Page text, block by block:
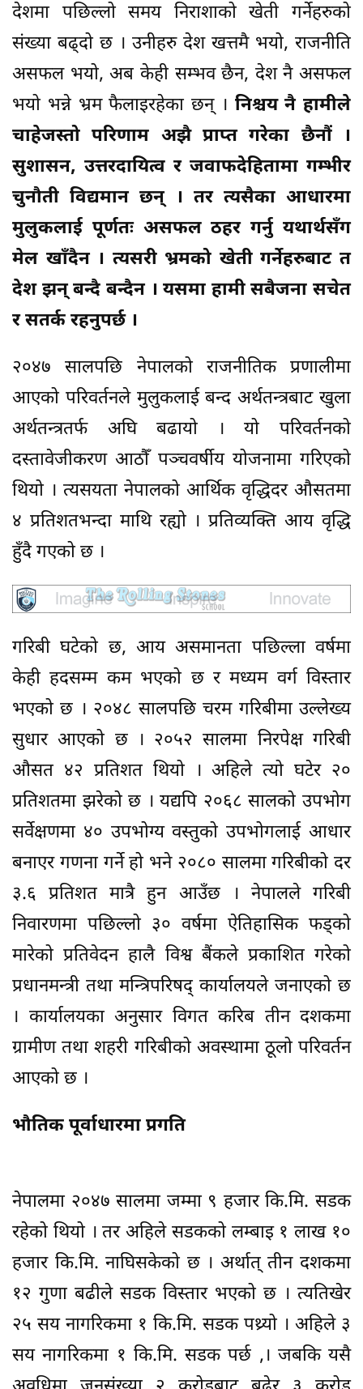
देशमा पछिल्लो समय निराशाको खेती गर्नेहरुको
संख्या बढ्दो छ । उनीहरु देश खत्तमै भयो, राजनीति
असफल भयो, अब केही सम्भव छैन, देश नै असफल
भयो भन्ने भ्रम फैलाइरहेका छन् । निश्चय नै हामीले
चाहेजस्तो परिणाम अझै प्राप्त गरेका छैनौं ।
सुशासन, उत्तरदायित्व र जवाफदेहितामा गम्भीर
चुनौती विद्यमान छन् । तर त्यसैका आधारमा
मुलुकलाई पूर्णतः असफल ठहर गर्नु यथार्थसँग
मेल खाँदैन । त्यसरी भ्रमको खेती गर्नेहरुबाट त
देश झन् बन्दै बन्दैन । यसमा हामी सबैजना सचेत
र सतर्क रहनुपर्छ ।
२०४७ सालपछि नेपालको राजनीतिक प्रणालीमा
आएको परिवर्तनले मुलुकलाई बन्द अर्थतन्त्रबाट खुला
अर्थतन्त्रतर्फ अघि बढायो । यो परिवर्तनको
दस्तावेजीकरण आठौँ पञ्चवर्षीय योजनामा गरिएको
थियो । त्यसयता नेपालको आर्थिक वृद्धिदर औसतमा
४ प्रतिशतभन्दा माथि रह्यो । प्रतिव्यक्ति आय वृद्धि
हुँदै गएको छ ।
गरिबी घटेको छ, आय असमानता पछिल्ला वर्षमा
केही हदसम्म कम भएको छ र मध्यम वर्ग विस्तार
भएको छ । २०४८ सालपछि चरम गरिबीमा उल्लेख्य
सुधार आएको छ । २०५२ सालमा निरपेक्ष गरिबी
औसत ४२ प्रतिशत थियो । अहिले त्यो घटेर २०
प्रतिशतमा झरेको छ । यद्यपि २०६८ सालको उपभोग
सर्वेक्षणमा ४० उपभोग्य वस्तुको उपभोगलाई आधार
बनाएर गणना गर्ने हो भने २०८० सालमा गरिबीको दर
३.६ प्रतिशत मात्रै हुन आउँछ । नेपालले गरिबी
निवारणमा पछिल्लो ३० वर्षमा ऐतिहासिक फड्को
मारेको प्रतिवेदन हालै विश्व बैंकले प्रकाशित गरेको
प्रधानमन्त्री तथा मन्त्रिपरिषद् कार्यालयले जनाएको छ
। कार्यालयका अनुसार विगत करिब तीन दशकमा
ग्रामीण तथा शहरी गरिबीको अवस्थामा ठूलो परिवर्तन
आएको छ ।
भौतिक पूर्वाधारमा प्रगति
नेपालमा २०४७ सालमा जम्मा ९ हजार कि.मि. सडक
रहेको थियो । तर अहिले सडकको लम्बाइ १ लाख १०
हजार कि.मि. नाघिसकेको छ । अर्थात् तीन दशकमा
१२ गुणा बढीले सडक विस्तार भएको छ । त्यतिखेर
२५ सय नागरिकमा १ कि.मि. सडक पथ्र्यो । अहिले ३
सय नागरिकमा १ कि.मि. सडक पर्छ ,। जबकि यसै